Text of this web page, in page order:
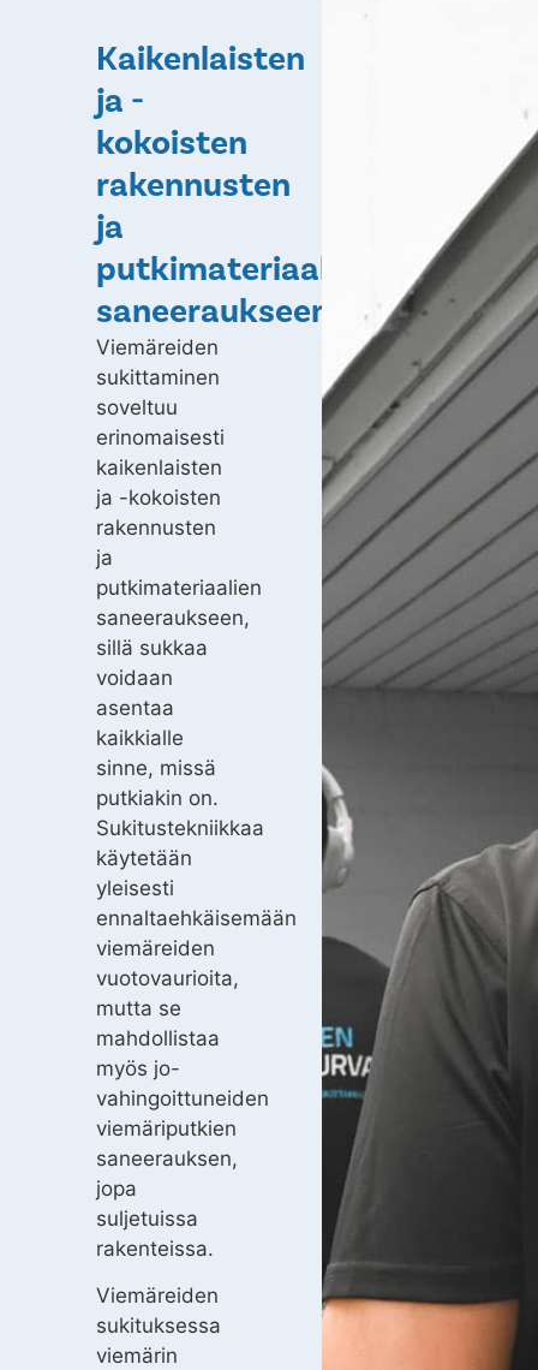
Kaikenlaisten
ja -
kokoisten
rakennusten
ja
putkimateriaalien
saneeraukseen
Viemäreiden
sukittaminen
soveltuu
erinomaisesti
kaikenlaisten
ja -kokoisten
rakennusten
ja
putkimateriaalien
saneeraukseen,
sillä sukkaa
voidaan
asentaa
kaikkialle
sinne, missä
putkiakin on.
Sukitustekniikkaa
käytetään
yleisesti
ennaltaehkäisemään
viemäreiden
vuotovaurioita,
mutta se
mahdollistaa
myös jo-
vahingoittuneiden
viemäriputkien
saneerauksen,
jopa
suljetuissa
rakenteissa.
Viemäreiden
sukituksessa
viemärin